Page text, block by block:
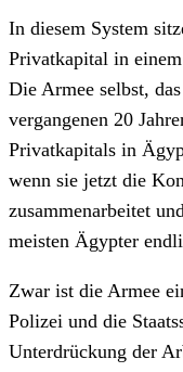
In diesem System
Privatkapital in
Die Armee selbst,
vergangenen 20
Privatkapitals in
wenn sie jetzt die
zusammenarbeitet
meisten Ägypter
Zwar ist die Armee
Polizei und die
Unterdrückung der